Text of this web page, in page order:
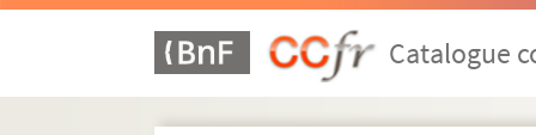
Catalogue